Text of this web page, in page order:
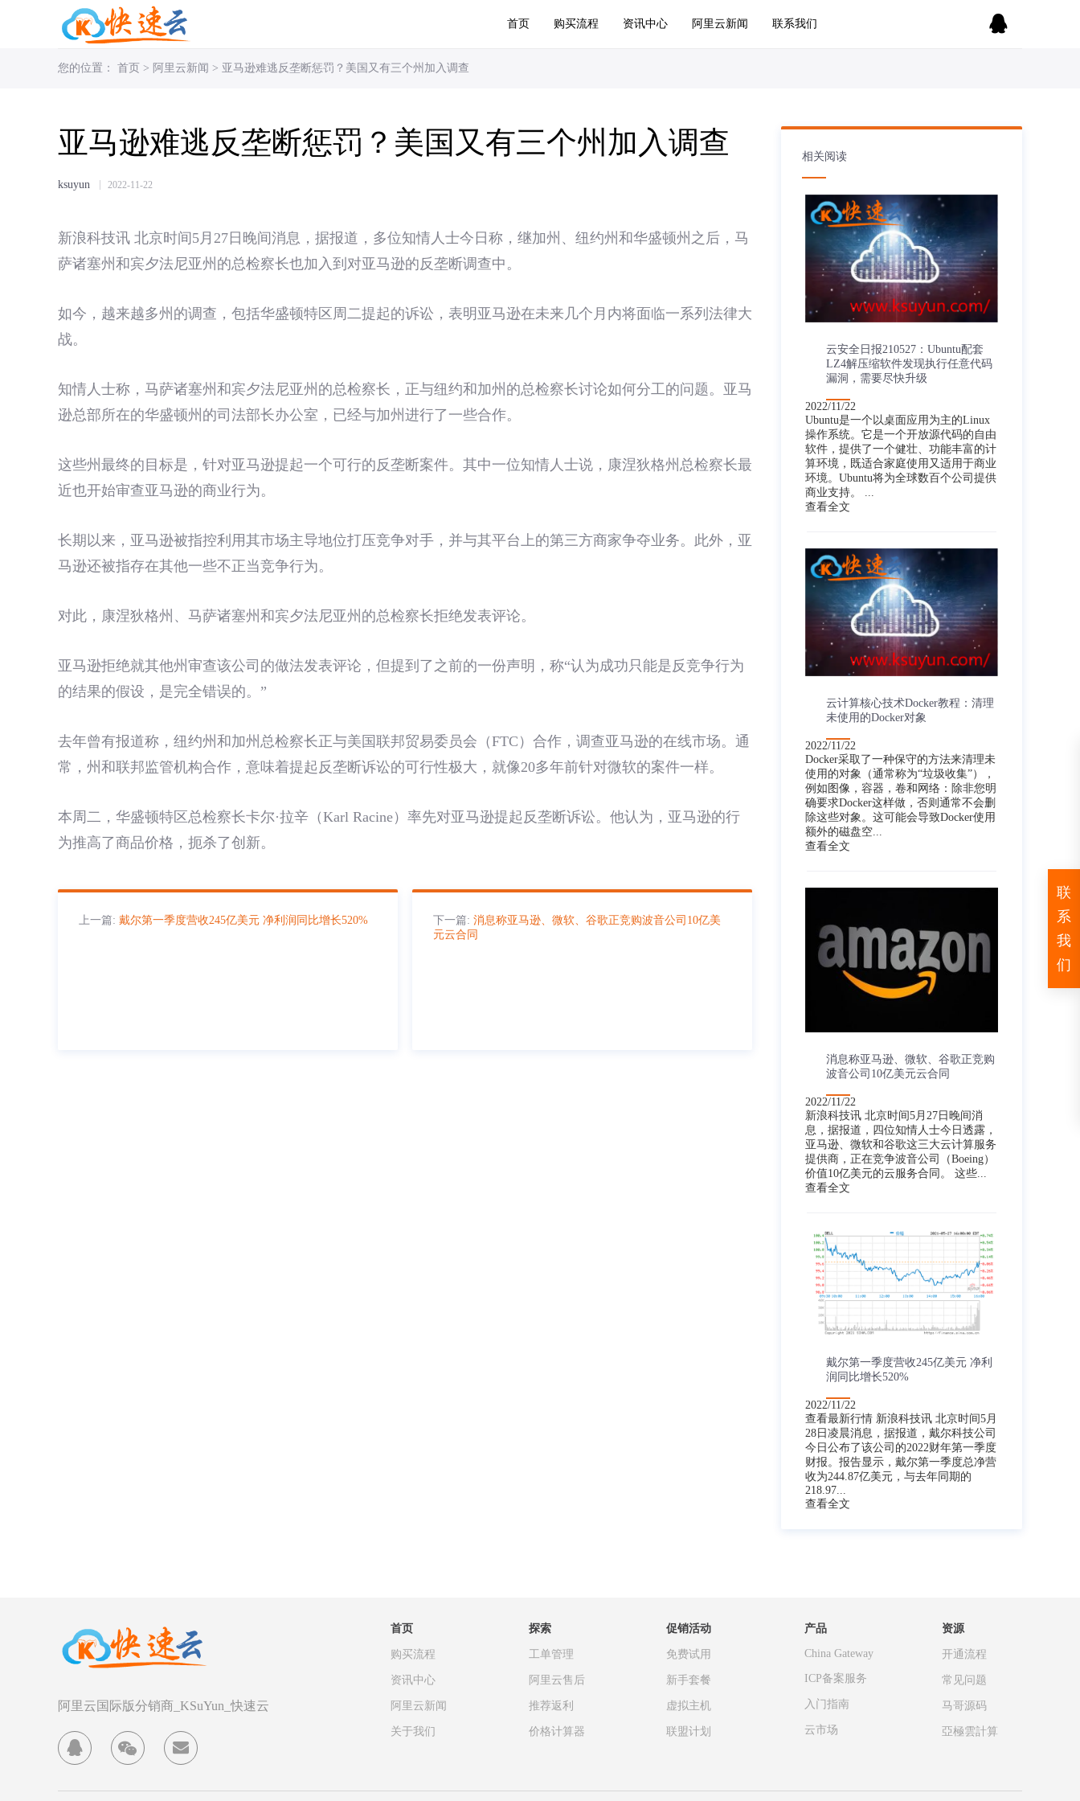
首页 购买流程 资讯中心 阿里云新闻 联系我们 
您的位置： 首页 > 阿里云新闻 > 亚马逊难逃反垄断惩罚？美国又有三个州加入调查
亚马逊难逃反垄断惩罚？美国又有三个州加入调查
ksuyun 2022-11-22
新浪科技讯 北京时间5月27日晚间消息，据报道，多位知情人士今日称，继加州、纽约州和华盛顿州之后，马
萨诸塞州和宾夕法尼亚州的总检察长也加入到对亚马逊的反垄断调查中。
如今，越来越多州的调查，包括华盛顿特区周二提起的诉讼，表明亚马逊在未来几个月内将面临一系列法律大
战。
知情人士称，马萨诸塞州和宾夕法尼亚州的总检察长，正与纽约和加州的总检察长讨论如何分工的问题。亚马
逊总部所在的华盛顿州的司法部长办公室，已经与加州进行了一些合作。
这些州最终的目标是，针对亚马逊提起一个可行的反垄断案件。其中一位知情人士说，康涅狄格州总检察长最
近也开始审查亚马逊的商业行为。
长期以来，亚马逊被指控利用其市场主导地位打压竞争对手，并与其平台上的第三方商家争夺业务。此外，亚
马逊还被指存在其他一些不正当竞争行为。
对此，康涅狄格州、马萨诸塞州和宾夕法尼亚州的总检察长拒绝发表评论。
亚马逊拒绝就其他州审查该公司的做法发表评论，但提到了之前的一份声明，称“认为成功只能是反竞争行为
的结果的假设，是完全错误的。”
去年曾有报道称，纽约州和加州总检察长正与美国联邦贸易委员会（FTC）合作，调查亚马逊的在线市场。通
常，州和联邦监管机构合作，意味着提起反垄断诉讼的可行性极大，就像20多年前针对微软的案件一样。
本周二，华盛顿特区总检察长卡尔·拉辛（Karl Racine）率先对亚马逊提起反垄断诉讼。他认为，亚马逊的行
为推高了商品价格，扼杀了创新。
上一篇: 戴尔第一季度营收245亿美元 净利润同比增长520% 下一篇: 消息称亚马逊、微软、谷歌正竞购波音公司10亿美
元云合同
相关阅读
云安全日报210527：Ubuntu配套
LZ4解压缩软件发现执行任意代码
漏洞，需要尽快升级
2022/11/22
Ubuntu是一个以桌面应用为主的Linux
操作系统。它是一个开放源代码的自由
软件，提供了一个健壮、功能丰富的计
算环境，既适合家庭使用又适用于商业
环境。Ubuntu将为全球数百个公司提供
商业支持。 ...
查看全文
云计算核心技术Docker教程：清理
未使用的Docker对象
2022/11/22
Docker采取了一种保守的方法来清理未
使用的对象（通常称为“垃圾收集”），
例如图像，容器，卷和网络：除非您明
确要求Docker这样做，否则通常不会删
除这些对象。这可能会导致Docker使用
额外的磁盘空...
查看全文
消息称亚马逊、微软、谷歌正竞购
波音公司10亿美元云合同
2022/11/22
新浪科技讯 北京时间5月27日晚间消
息，据报道，四位知情人士今日透露，
亚马逊、微软和谷歌这三大云计算服务
提供商，正在竞争波音公司（Boeing）
价值10亿美元的云服务合同。 这些...
查看全文
戴尔第一季度营收245亿美元 净利
润同比增长520%
2022/11/22
查看最新行情 新浪科技讯 北京时间5月
28日凌晨消息，据报道，戴尔科技公司
今日公布了该公司的2022财年第一季度
财报。报告显示，戴尔第一季度总净营
收为244.87亿美元，与去年同期的
218.97...
查看全文
阿里云国际版分销商_KSuYun_快速云
  
首页
购买流程
资讯中心
阿里云新闻
关于我们
探索
工单管理
阿里云售后
推荐返利
价格计算器
促销活动
免费试用
新手套餐
虚拟主机
联盟计划
产品
China Gateway
ICP备案服务
入门指南
云市场
资源
开通流程
常见问题
马哥源码
亞極雲計算
联
系
我
们